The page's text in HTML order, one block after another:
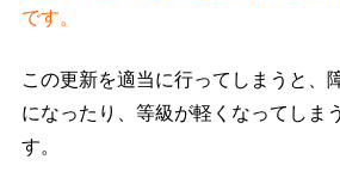
です。
この更新を適当に行ってしまうと、
になったり、等級が軽くなってしま
す。